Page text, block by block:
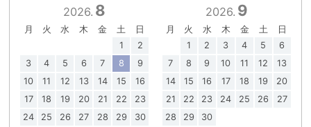
2026. 8
月 火 水 木 金 土
日
1
2
3
4 5 6 7 8
9
10
11 12 13 14 15
16
17
18 19 20 21 22
23
24
25 26 27 28 29
30
2026. 9
月 火 水 木 金 土
日
1
2 3 4 5
6
7
8 9 10 11 12
13
14
15 16 17 18 19
20
21
22 23 24 25 26
27
28
29 30